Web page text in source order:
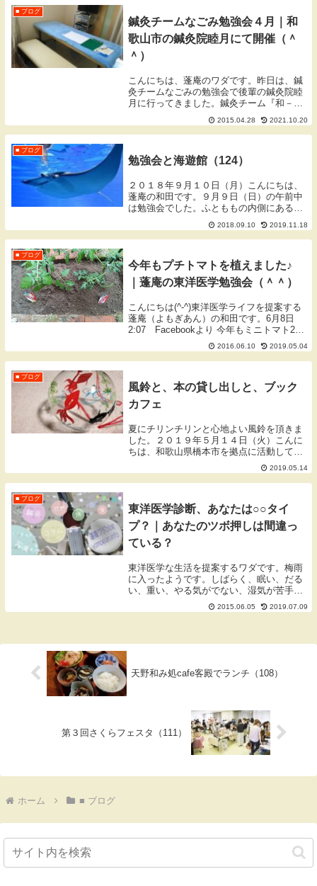
■ ブログ
鍼灸チームなごみ勉強会４月｜和
歌山市の鍼灸院睦月にて開催（＾
＾）
こんにちは、蓬庵のワダです。昨日は、鍼
灸チームなごみの勉強会で後輩の鍼灸院睦
月に行ってきました。鍼灸チーム『和－
nagomi－』は、「和歌山を鍼灸で元気
に！」をスローガンに集まった、和歌山を
中心とした若手鍼灸師の集まりです(^-^)10
2015.04.28 2021.10.20
■ ブログ
勉強会と海遊館（124）
２０１８年９月１０日（月）こんにちは、
蓬庵の和田です。９月９日（日）の午前中
は勉強会でした。ふとももの内側にある内
転筋という筋肉や肺を調整するテクニック
を学びました。勉強会は実技が中心なので
実際に体験した学びます。内転筋は足底を
2018.09.10 2019.11.18
■ ブログ
今年もプチトマトを植えました♪
｜蓬庵の東洋医学勉強会（＾＾）
こんにちは(^-^)東洋医学ライフを提案する
蓬庵（よもぎあん）の和田です。6月8日
2:07 Facebookより 今年もミニトマト2種
類を裏庭に植えました。失敗したくないの
で、いつも大きめに育った苗を買うため育
てたとは言い難いかもしれませ...
2016.06.10 2019.05.04
■ ブログ
風鈴と、本の貸し出しと、ブック
カフェ
夏にチリンチリンと心地よい風鈴を頂きま
した。２０１９年５月１４日（火）こんに
ちは、和歌山県橋本市を拠点に活動してい
ます、蓬庵（よもぎあん）のワダです。ブ
ログをご覧いただきありがとうございま
す。風鈴（ふうりん） wind bell蓬庵の患者
2019.05.14
■ ブログ
東洋医学診断、あなたは○○タイ
プ？｜あなたのツボ押しは間違っ
ている？
東洋医学な生活を提案するワダです。梅雨
に入ったようです。しばらく、眠い、だる
い、重い、やる気がでない、湿気が苦手な
体質の方には辛い季節ですね。今日の新患
様の治療中に、一緒にこられていた奥様か
2015.06.05 2019.07.09
天野和み処cafe客殿でランチ（108）
第３回さくらフェスタ（111）
ホーム ■ ブログ